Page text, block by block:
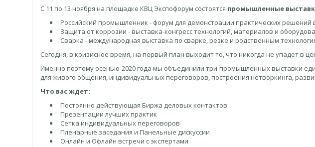
С 11 по 13 ноября на площадке КВЦ Экспофорум состоятся промышленные
Российский промышленник - форум для демонстрации практических
Защита от коррозии - выставка-конгресс технологий, материалов и
Сварка - международная выставка по сварке, резке и родственным
Сегодня, в кризисное время, на первый план выходит то, что никогда не упадет в
Именно поэтому осенью 2020 года мы объединили три промышленных выставки
для живого общения, индивидуальных переговоров, построения нетворкинга,
Что вас ждет:
Постоянно действующая Биржа деловых контактов
Презентации лучших практик
Сетка индивидуальных переговоров
Пленарные заседания и Панельные дискуссии
Онлайн и Офлайн встречи с экспертами